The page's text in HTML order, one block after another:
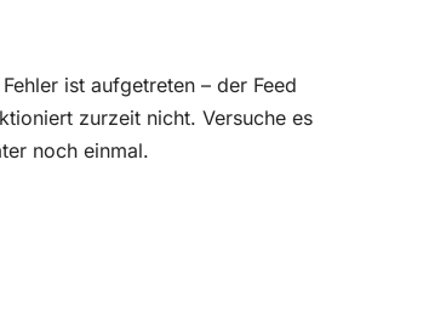
Fehler ist aufgetreten – der Feed
zurzeit nicht. Versuche es
noch einmal.